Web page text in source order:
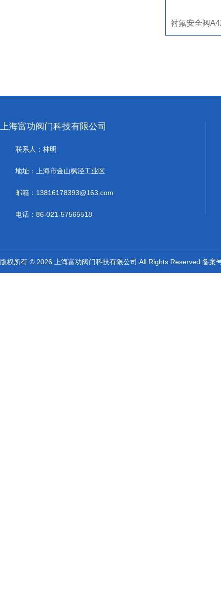
上海富功阀门科技有限公司
联系人：林明
地址：上海市金山枫泾工业区
邮箱：13816178393@163.com
电话：86-021-57565518
版权所有 © 2026 上海富功阀门科技有限公司 All Rights Reserved 备案